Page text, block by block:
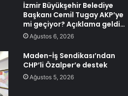
İzmir Büyükşehir Belediye
Başkanı Cemil Tugay AKP’ye
mi geçiyor? Açıklama geldi…
Ağustos 6, 2026
Maden-İş Sendikası’ndan
CHP’li Özalper’e destek
Ağustos 5, 2026